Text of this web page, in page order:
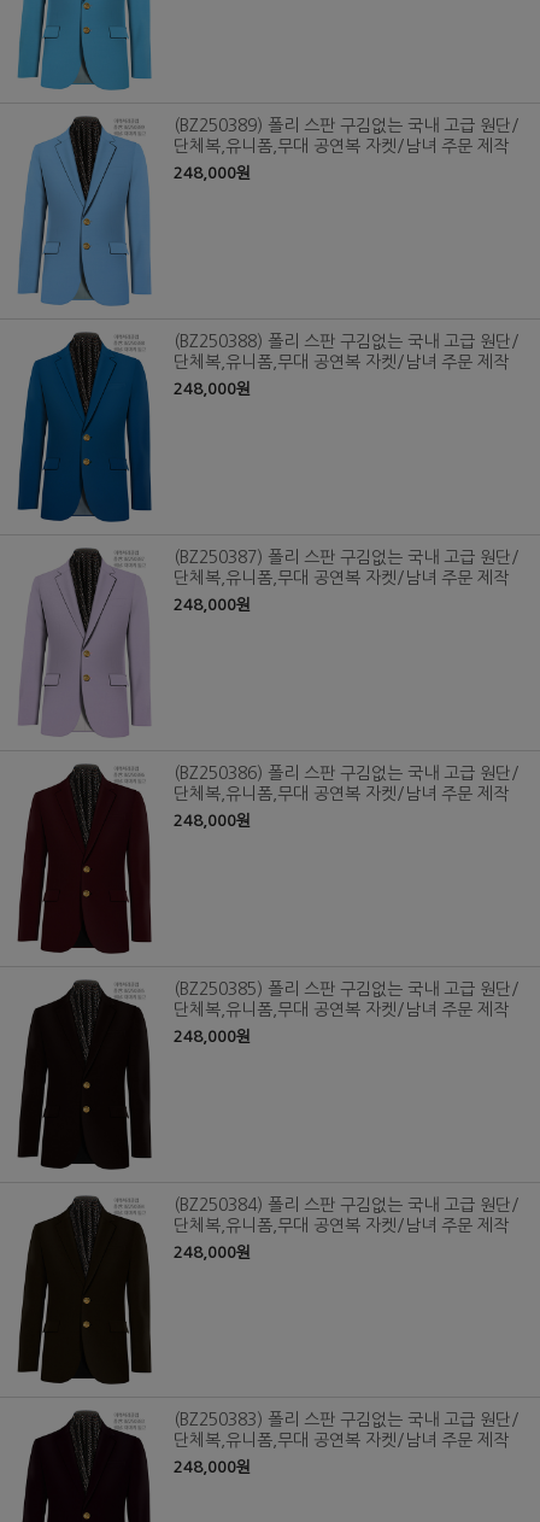
(BZ250389) 폴리 스판 구김없는 국내 고급 원단/
단체복,유니폼,무대 공연복 자켓/남녀 주문 제작
248,000원
(BZ250388) 폴리 스판 구김없는 국내 고급 원단/
단체복,유니폼,무대 공연복 자켓/남녀 주문 제작
248,000원
(BZ250387) 폴리 스판 구김없는 국내 고급 원단/
단체복,유니폼,무대 공연복 자켓/남녀 주문 제작
248,000원
(BZ250386) 폴리 스판 구김없는 국내 고급 원단/
단체복,유니폼,무대 공연복 자켓/남녀 주문 제작
248,000원
(BZ250385) 폴리 스판 구김없는 국내 고급 원단/
단체복,유니폼,무대 공연복 자켓/남녀 주문 제작
248,000원
(BZ250384) 폴리 스판 구김없는 국내 고급 원단/
단체복,유니폼,무대 공연복 자켓/남녀 주문 제작
248,000원
(BZ250383) 폴리 스판 구김없는 국내 고급 원단/
단체복,유니폼,무대 공연복 자켓/남녀 주문 제작
248,000원